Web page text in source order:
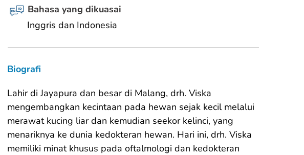
Bahasa yang dikuasai
Inggris dan Indonesia
Biografi
Lahir di Jayapura dan besar di Malang, drh. Viska
mengembangkan kecintaan pada hewan sejak kecil melalui
merawat kucing liar dan kemudian seekor kelinci, yang
menariknya ke dunia kedokteran hewan. Hari ini, drh. Viska
memiliki minat khusus pada oftalmologi dan kedokteran